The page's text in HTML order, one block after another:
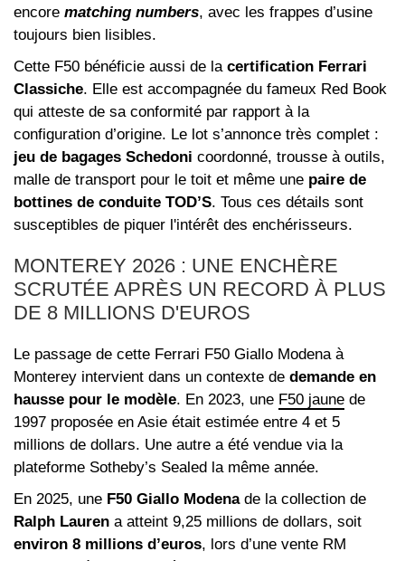
encore matching numbers, avec les frappes d’usine
toujours bien lisibles.
Cette F50 bénéficie aussi de la certification Ferrari
Classiche. Elle est accompagnée du fameux Red Book
qui atteste de sa conformité par rapport à la
configuration d’origine. Le lot s’annonce très complet :
jeu de bagages Schedoni coordonné, trousse à outils,
malle de transport pour le toit et même une paire de
bottines de conduite TOD’S. Tous ces détails sont
susceptibles de piquer l'intérêt des enchérisseurs.
MONTEREY 2026 : UNE ENCHÈRE
SCRUTÉE APRÈS UN RECORD À PLUS
DE 8 MILLIONS D'EUROS
Le passage de cette Ferrari F50 Giallo Modena à
Monterey intervient dans un contexte de demande en
hausse pour le modèle. En 2023, une F50 jaune de
1997 proposée en Asie était estimée entre 4 et 5
millions de dollars. Une autre a été vendue via la
plateforme Sotheby’s Sealed la même année.
En 2025, une F50 Giallo Modenade la collection de
Ralph Lauren a atteint 9,25 millions de dollars, soit
environ 8 millions d’euros, lors d’une vente RM